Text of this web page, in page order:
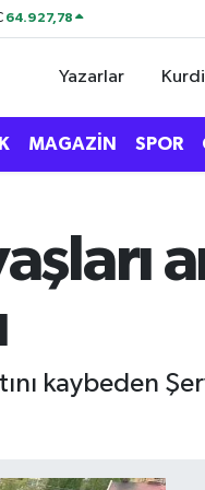
64.927,78
Yazarlar Kurdi
MAGAZİN SPOR
kaybeden